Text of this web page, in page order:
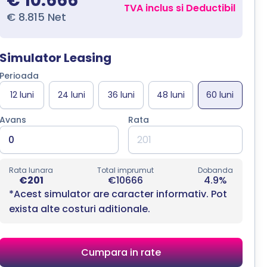
€ 8.815 Net
TVA inclus si Deductibil
Simulator Leasing
Perioada
Avans Rata
Rata lunara
€201
Total imprumut
€10666
Dobanda
4.9%
*Acest simulator are caracter informativ. Pot
exista alte costuri aditionale.
Cumpara in rate